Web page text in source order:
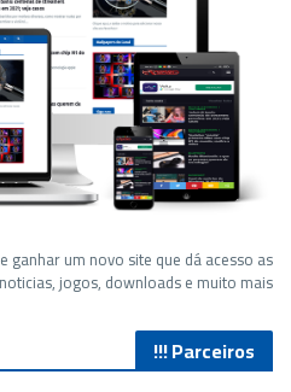
ganhar um novo site que dá acesso as
noticias, jogos, downloads e muito mais.
Parceiros !!!
no Facebook Gaming e muito mais